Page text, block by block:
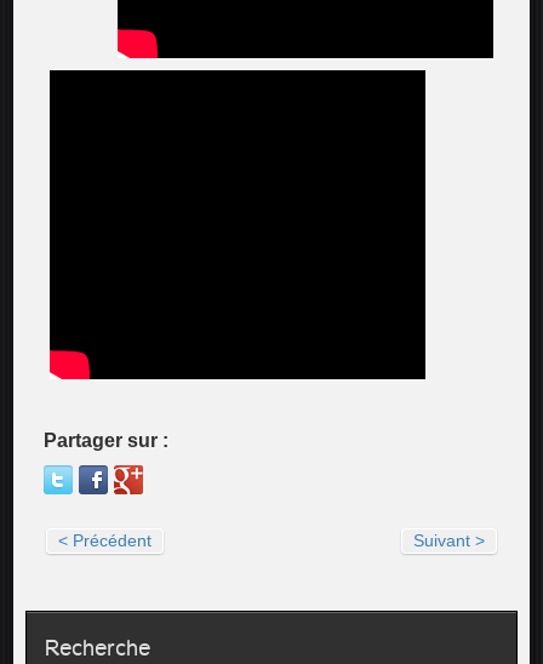
Partager sur :
< Précédent Suivant >
Recherche